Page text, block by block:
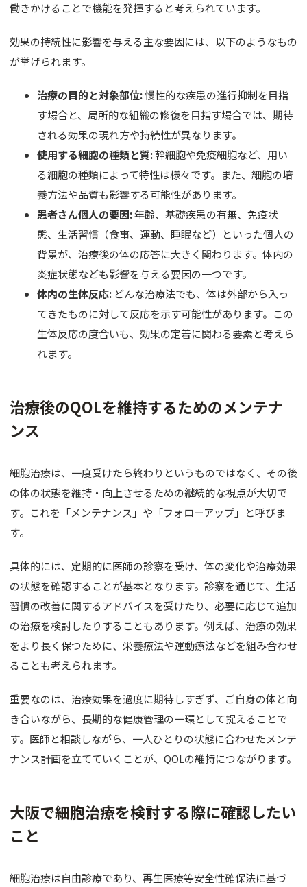
働きかけることで機能を発揮すると考えられています。
効果の持続性に影響を与える主な要因には、以下のようなもの
が挙げられます。
治療の目的と対象部位:慢性的な疾患の進行抑制を目指
す場合と、局所的な組織の修復を目指す場合では、期待
される効果の現れ方や持続性が異なります。
使用する細胞の種類と質:幹細胞や免疫細胞など、用い
る細胞の種類によって特性は様々です。また、細胞の培
養方法や品質も影響する可能性があります。
患者さん個人の要因:年齢、基礎疾患の有無、免疫状
態、生活習慣（食事、運動、睡眠など）といった個人の
背景が、治療後の体の応答に大きく関わります。体内の
炎症状態なども影響を与える要因の一つです。
体内の生体反応: どんな治療法でも、体は外部から入っ
てきたものに対して反応を示す可能性があります。この
生体反応の度合いも、効果の定着に関わる要素と考えら
れます。
治療後のQOLを維持するためのメンテナ
ンス
細胞治療は、一度受けたら終わりというものではなく、その後
の体の状態を維持・向上させるための継続的な視点が大切で
す。これを「メンテナンス」や「フォローアップ」と呼びま
す。
具体的には、定期的に医師の診察を受け、体の変化や治療効果
の状態を確認することが基本となります。診察を通じて、生活
習慣の改善に関するアドバイスを受けたり、必要に応じて追加
の治療を検討したりすることもあります。例えば、治療の効果
をより長く保つために、栄養療法や運動療法などを組み合わせ
ることも考えられます。
重要なのは、治療効果を過度に期待しすぎず、ご自身の体と向
き合いながら、長期的な健康管理の一環として捉えることで
す。医師と相談しながら、一人ひとりの状態に合わせたメンテ
ナンス計画を立てていくことが、QOLの維持につながります。
大阪で細胞治療を検討する際に確認したい
こと
細胞治療は自由診療であり、再生医療等安全性確保法に基づ